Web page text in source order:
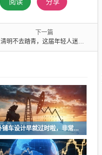
下一篇
清明不去踏青，这届年轻人迷上给古人扫墓
卧铺车设计早就过时啦，非常不具备人性化